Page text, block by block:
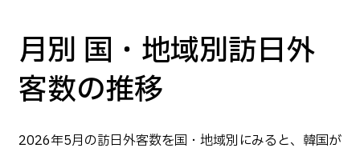
月別 国・地域別訪日外
客数の推移
2026年5月の訪日外客数を国・地域別にみると、韓国が